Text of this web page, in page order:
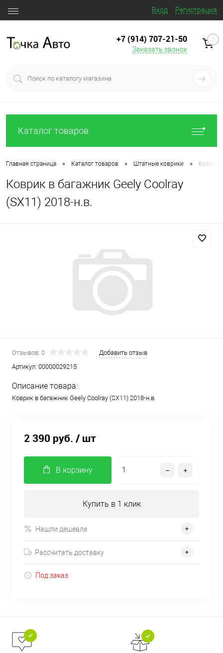
Вход Регистрация
+7 (914) 707‒21‒50
Заказать звонок
0
Каталог товаров
Главная страница • Каталог товаров • Штатные коврики • Коврик
Коврик в багажник Geely Coolray
(SX11) 2018-н.в.
Отзывов: 0
Добавить отзыв
Артикул: 00000029215
Описание товара:
Коврик в багажник Geely Coolray (SX11) 2018-н.в.
2 390 руб. / шт
В корзину
Купить в 1 клик
Нашли дешевле
Рассчитать доставку
Под заказ